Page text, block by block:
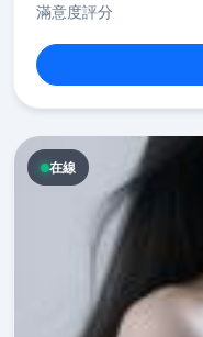
滿意度評分
在線